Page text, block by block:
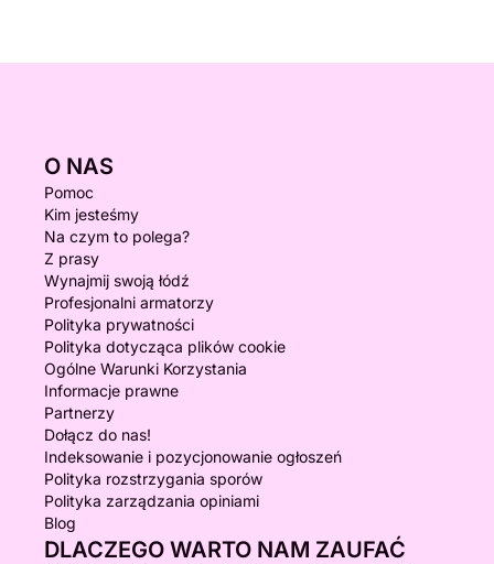
O NAS
Pomoc
Kim jesteśmy
Na czym to polega?
Z prasy
Wynajmij swoją łódź
Profesjonalni armatorzy
Polityka prywatności
Polityka dotycząca plików cookie
Ogólne Warunki Korzystania
Informacje prawne
Partnerzy
Dołącz do nas!
Indeksowanie i pozycjonowanie ogłoszeń
Polityka rozstrzygania sporów
Polityka zarządzania opiniami
Blog
DLACZEGO WARTO NAM ZAUFAĆ